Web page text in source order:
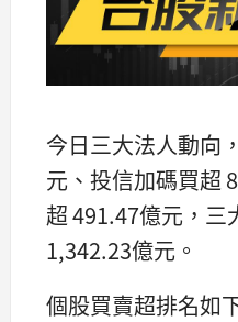
今日三大法人動向
元、投信加碼買超
超 491.47億元，三
1,342.23億元。
個股買賣超排名如